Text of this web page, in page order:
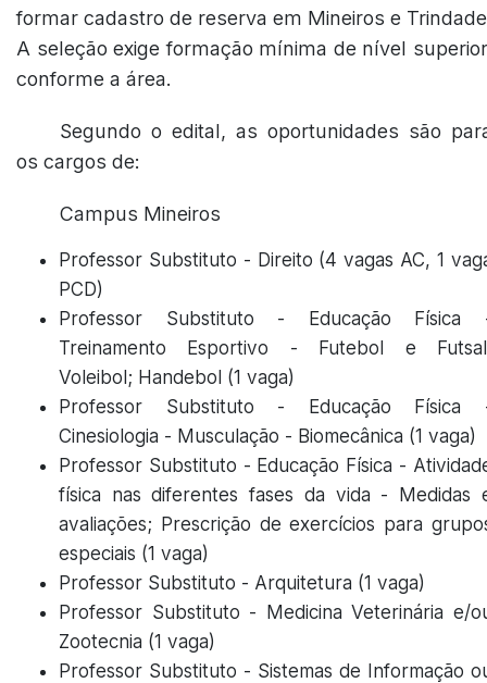
formar cadastro de reserva em Mineiros e
A seleção exige formação mínima de nível
conforme a área.
Segundo o edital, as oportunidades são
os cargos de:
Campus Mineiros
Professor Substituto - Direito (4 vagas AC, 1
PCD)
Professor Substituto - Educação Física
Treinamento Esportivo - Futebol e
Voleibol; Handebol (1 vaga)
Professor Substituto - Educação Física
Cinesiologia - Musculação - Biomecânica (1 vaga)
Professor Substituto - Educação Física -
física nas diferentes fases da vida - Medidas
avaliações; Prescrição de exercícios para
especiais (1 vaga)
Professor Substituto - Arquitetura (1 vaga)
Professor Substituto - Medicina Veterinária e/
Zootecnia (1 vaga)
Professor Substituto - Sistemas de Informação